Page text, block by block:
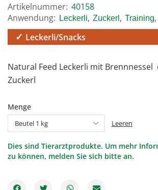
Artikelnummer: 40158
Anwendung:
Leckerli, Zuckerl , Training,
Leckerli/Snacks
Natural Feed Leckerli mit Brennnessel
Zuckerl
Menge
Leeren
Dies sind Tierarztprodukte. Um mehr
zu können, melden Sie sich bitte an.